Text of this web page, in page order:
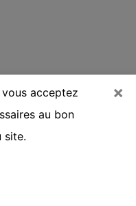
×
acceptez
au bon
site.